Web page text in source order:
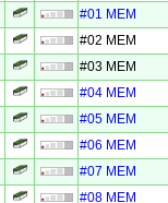
#01 MEM
#02 MEM
#03 MEM
#04 MEM
#05 MEM
#06 MEM
#07 MEM
#08 MEM